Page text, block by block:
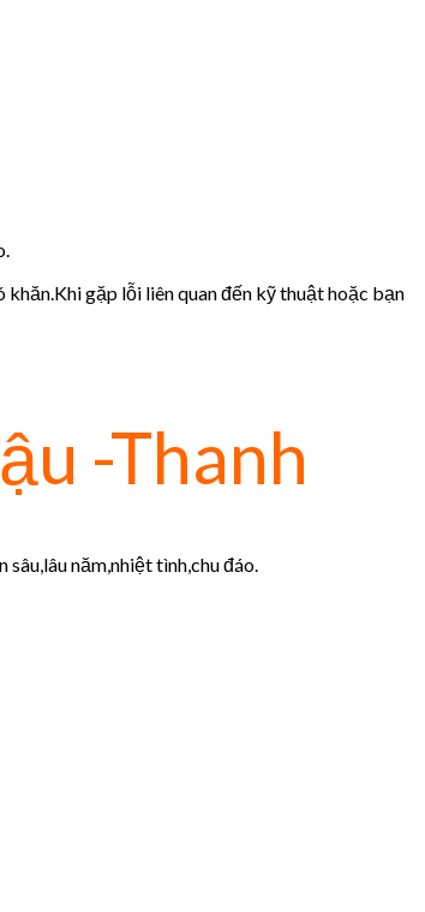
gặp lỗi liên quan đến kỹ thuật hoặc bạn
-Thanh
năm,nhiệt tình,chu đáo.